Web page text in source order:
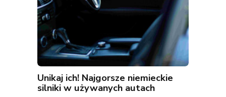
Unikaj ich! Najgorsze niemieckie
silniki w używanych autach